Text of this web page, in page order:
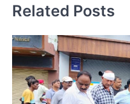
Related Posts